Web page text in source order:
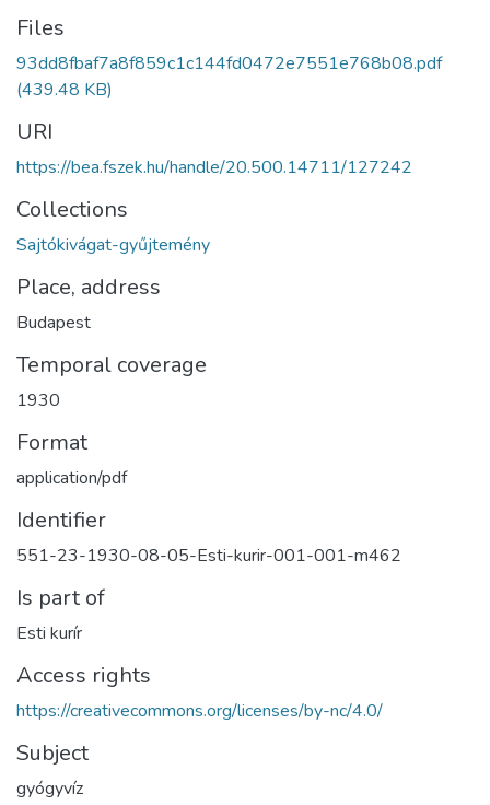
Files
93dd8fbaf7a8f859c1c144fd0472e7551e768b08.pdf
(439.48 KB)
URI
https://bea.fszek.hu/handle/20.500.14711/127242
Collections
Sajtókivágat-gyűjtemény
Place, address
Budapest
Temporal coverage
1930
Format
application/pdf
Identifier
551-23-1930-08-05-Esti-kurir-001-001-m462
Is part of
Esti kurír
Access rights
https://creativecommons.org/licenses/by-nc/4.0/
Subject
gyógyvíz